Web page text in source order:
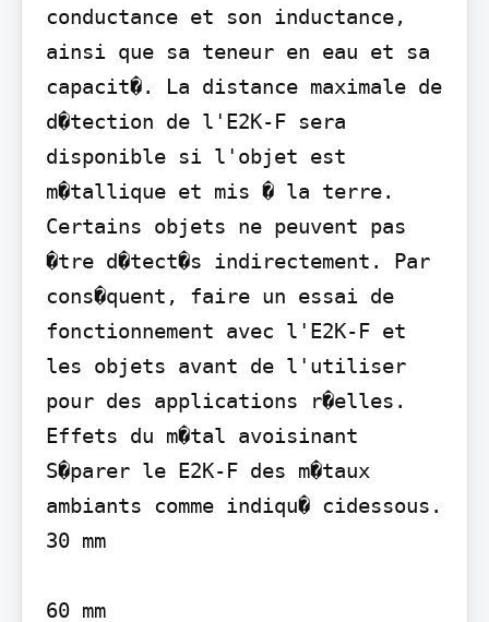
conductance et son inductance,
ainsi que sa teneur en eau et sa
capacit�. La distance maximale de
d�tection de l'E2K-F sera
disponible si l'objet est
m�tallique et mis � la terre.
Certains objets ne peuvent pas
�tre d�tect�s indirectement. Par
cons�quent, faire un essai de
fonctionnement avec l'E2K-F et
les objets avant de l'utiliser
pour des applications r�elles.
Effets du m�tal avoisinant
S�parer le E2K-F des m�taux
ambiants comme indiqu� cidessous.
30 mm
60 mm